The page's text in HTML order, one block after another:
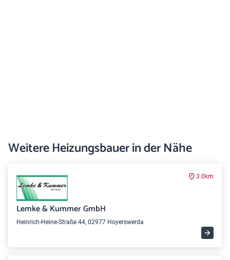
Weitere Heizungsbauer in der Nähe
3.0km
Lemke & Kummer GmbH
Heinrich-Heine-Straße 44, 02977 Hoyerswerda